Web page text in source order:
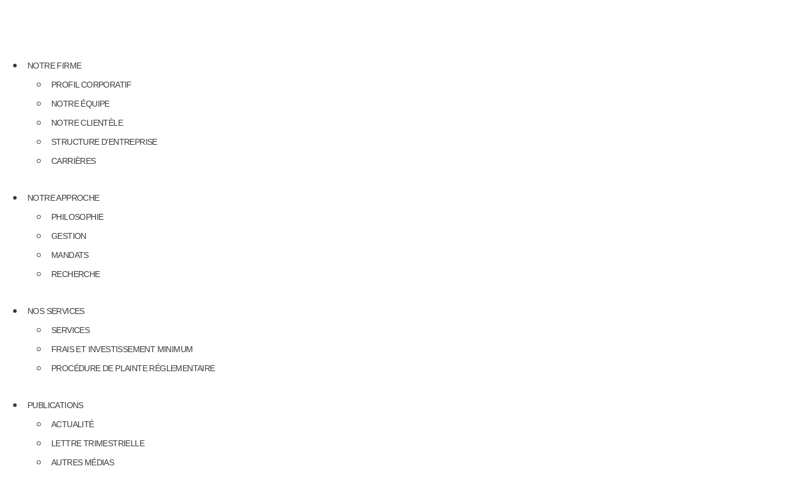
NOTRE FIRME
PROFIL CORPORATIF
NOTRE ÉQUIPE
NOTRE CLIENTÈLE
STRUCTURE D’ENTREPRISE
CARRIÈRES
NOTRE APPROCHE
PHILOSOPHIE
GESTION
MANDATS
RECHERCHE
NOS SERVICES
SERVICES
FRAIS ET INVESTISSEMENT MINIMUM
PROCÉDURE DE PLAINTE RÉGLEMENTAIRE
PUBLICATIONS
ACTUALITÉ
LETTRE TRIMESTRIELLE
AUTRES MÉDIAS